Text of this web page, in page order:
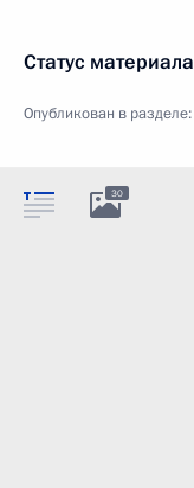
Статус материала
Опубликован в разделе:
30